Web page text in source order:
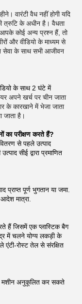
वारंटी वैध नहीं होगी यदि
त्रुटि के अधीन है। वैधता
आपके कोई अन्य प्रश्न हैं, तो
और वीडियो के माध्यम से
सेवा के साथ सभी आजीवन
के साथ 2 घंटे में
अपने खर्च पर चीन जाता
के कारखाने में भेजा जाता
जाता है।
का परीक्षण करते हैं?
से पहले उत्पाद
सीई द्वारा प्रमाणित
पूर्ण भुगतान या जमा.
मात्रा.
हैं जिसमें एक प्लास्टिक बैग
में चलने योग्य लकड़ी के
रोस्ट तेल से संरक्षित
मशीन अनुकूलित कर सकते